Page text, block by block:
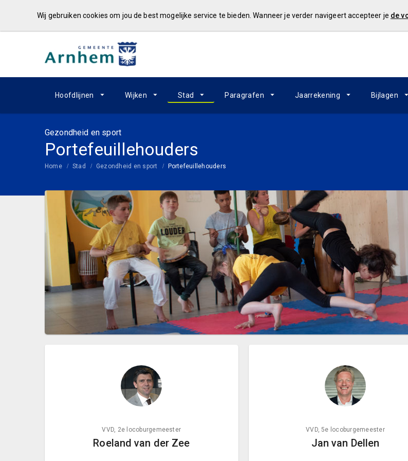
Wij gebruiken cookies om jou de best mogelijke service te bieden. Wanneer je verder navigeert accepteer je de
Hoofdlijnen Wijken Stad Paragrafen Jaarrekening Bijlagen
Gezondheid en sport
Portefeuillehouders
Home Stad Gezondheid en sport Portefeuillehouders
VVD, 2e locoburgemeester
Roeland van der Zee
VVD, 5e locoburgemeester
Jan van Dellen